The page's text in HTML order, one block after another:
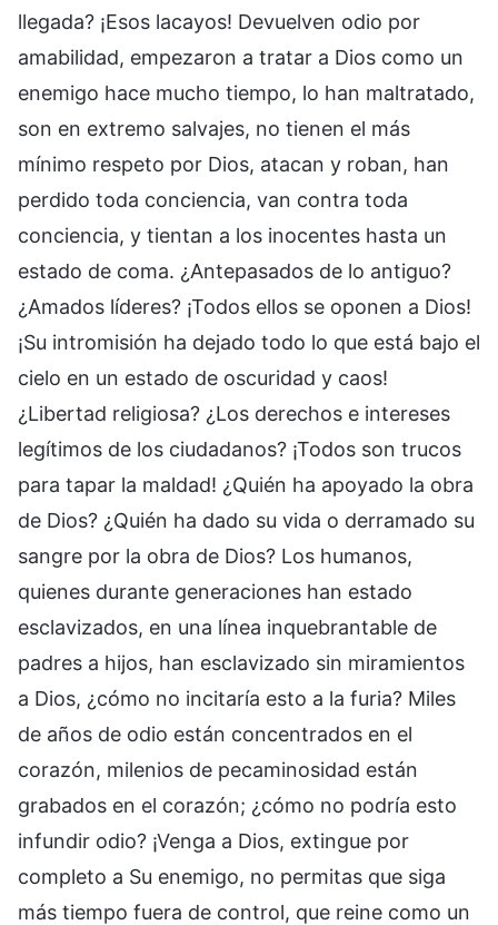
llegada? ¡Esos lacayos! Devuelven odio por
amabilidad, empezaron a tratar a Dios como un
enemigo hace mucho tiempo, lo han maltratado,
son en extremo salvajes, no tienen el más
mínimo respeto por Dios, atacan y roban, han
perdido toda conciencia, van contra toda
conciencia, y tientan a los inocentes hasta un
estado de coma. ¿Antepasados de lo antiguo?
¿Amados líderes? ¡Todos ellos se oponen a Dios!
¡Su intromisión ha dejado todo lo que está bajo el
cielo en un estado de oscuridad y caos!
¿Libertad religiosa? ¿Los derechos e intereses
legítimos de los ciudadanos? ¡Todos son trucos
para tapar la maldad! ¿Quién ha apoyado la obra
de Dios? ¿Quién ha dado su vida o derramado su
sangre por la obra de Dios? Los humanos,
quienes durante generaciones han estado
esclavizados, en una línea inquebrantable de
padres a hijos, han esclavizado sin miramientos
a Dios, ¿cómo no incitaría esto a la furia? Miles
de años de odio están concentrados en el
corazón, milenios de pecaminosidad están
grabados en el corazón; ¿cómo no podría esto
infundir odio? ¡Venga a Dios, extingue por
completo a Su enemigo, no permitas que siga
más tiempo fuera de control, que reine como un